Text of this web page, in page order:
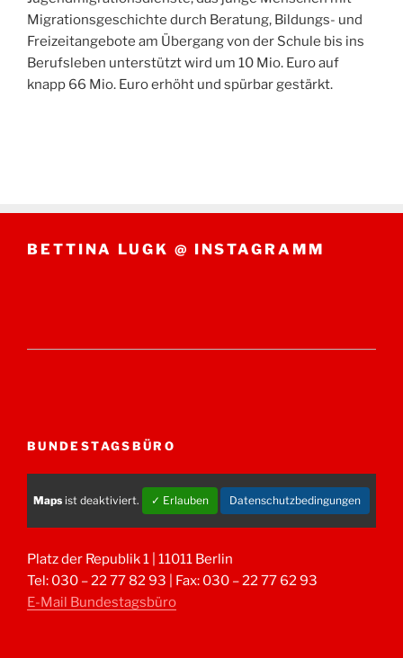
Migrationsgeschichte durch Beratung, Bildungs- und
Freizeitangebote am Übergang von der Schule bis ins
Berufsleben unterstützt wird um 10 Mio. Euro auf
knapp 66 Mio. Euro erhöht und spürbar gestärkt.
BETTINA LUGK @ INSTAGRAMM
BUNDESTAGSBÜRO
Maps ist deaktiviert. ✓ Erlauben Datenschutzbedingungen
Platz der Republik 1 | 11011 Berlin
Tel: 030 – 22 77 82 93 | Fax: 030 – 22 77 62 93
E-Mail Bundestagsbüro